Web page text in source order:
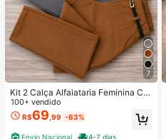
7
Kit 2 Calça Alfaiataria Feminina Co
m Cinto
100+ vendido
R$69 ,99 -63%
Envio Nacional 4-7 dias